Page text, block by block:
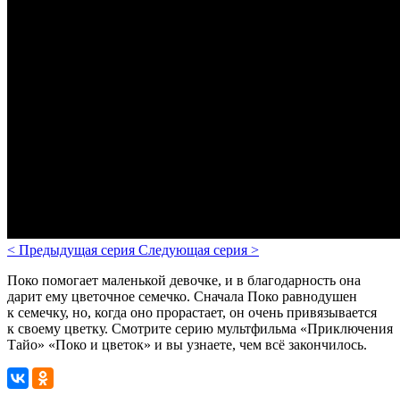
< Предыдущая серия Следующая серия >
Поко помогает маленькой девочке, и в благодарность она
дарит ему цветочное семечко. Сначала Поко равнодушен
к семечку, но, когда оно прорастает, он очень привязывается
к своему цветку. Смотрите серию мультфильма «Приключения
Тайо» «Поко и цветок» и вы узнаете, чем всё закончилось.